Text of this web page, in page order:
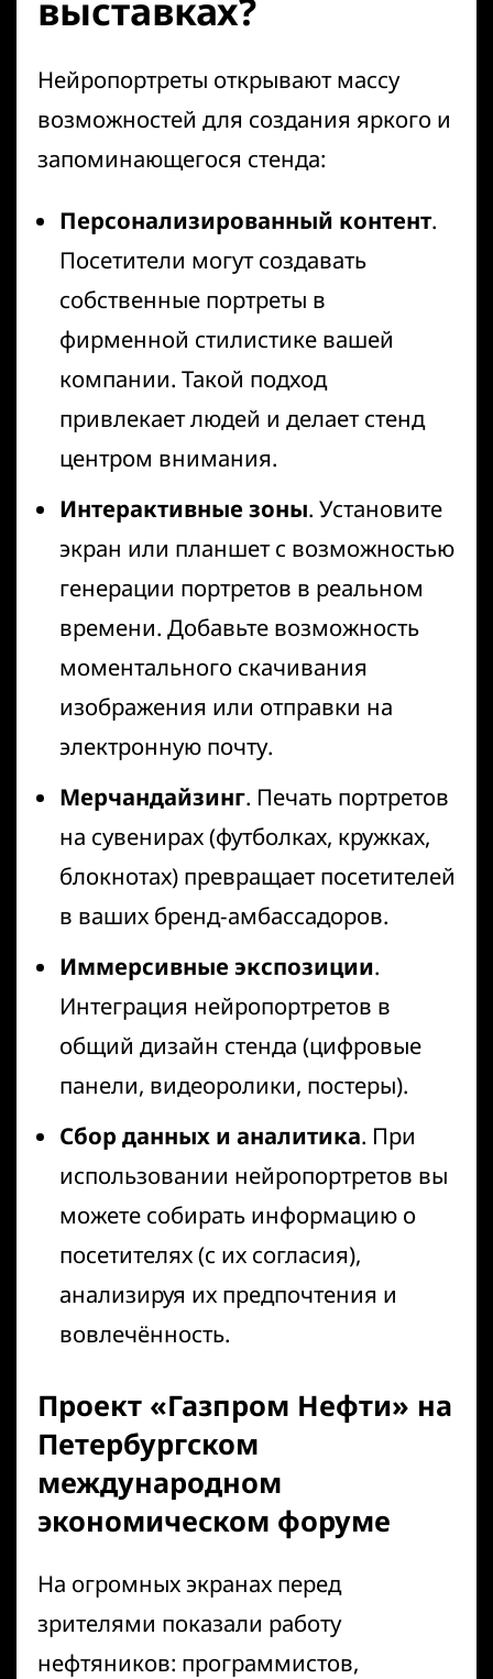
выставках?
Нейропортреты открывают массу
возможностей для создания яркого и
запоминающегося стенда:
Персонализированный контент.
Посетители могут создавать
собственные портреты в
фирменной стилистике вашей
компании. Такой подход
привлекает людей и делает стенд
центром внимания.
Интерактивные зоны. Установите
экран или планшет с возможностью
генерации портретов в реальном
времени. Добавьте возможность
моментального скачивания
изображения или отправки на
электронную почту.
Мерчандайзинг. Печать портретов
на сувенирах (футболках, кружках,
блокнотах) превращает посетителей
в ваших бренд-амбассадоров.
Иммерсивные экспозиции.
Интеграция нейропортретов в
общий дизайн стенда (цифровые
панели, видеоролики, постеры).
Сбор данных и аналитика. При
использовании нейропортретов вы
можете собирать информацию о
посетителях (с их согласия),
анализируя их предпочтения и
вовлечённость.
Проект «Газпром Нефти» на
Петербургском
международном
экономическом форуме
На огромных экранах перед
зрителями показали работу
нефтяников: программистов,